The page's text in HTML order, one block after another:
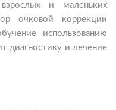
и маленьких
очковой коррекции
использованию
диагностику и лечение